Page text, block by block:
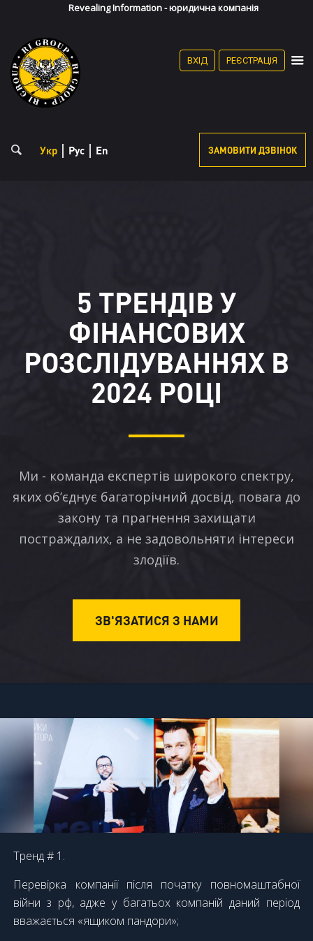
Revealing Information - юридична компанія
Особистий кабінет
РеєстраціяВХІД РЕЄСТРАЦІЯ
Укр Рус En ЗАМОВИТИ ДЗВІНОК
5 ТРЕНДІВ У
ФІНАНСОВИХ
РОЗСЛІДУВАННЯХ В
2024 РОЦІ
Ми - команда експертів широкого спектру,
яких об’єднує багаторічний досвід, повага до
закону та прагнення захищати
постраждалих, а не задовольняти інтереси
злодіїв.
ЗВ'ЯЗАТИСЯ З НАМИ
Тренд # 1.
Перевірка компанії після початку повномаштабної
війни з рф, адже у багатьох компаній даний період
вважається «ящиком пандори»;